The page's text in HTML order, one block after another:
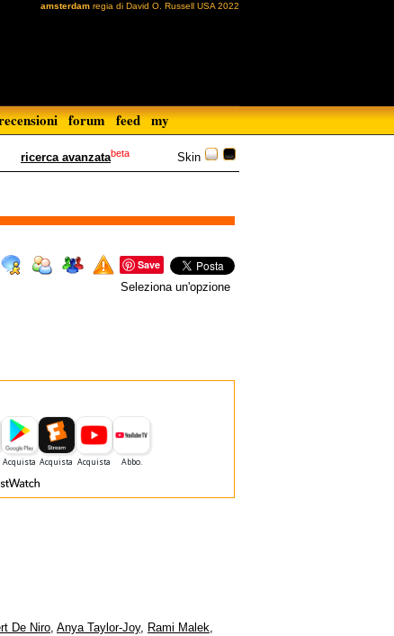
amsterdam regia di David O. Russell USA 2022
forum feed my
Skin
ricerca avanzatabeta
Save
Seleziona un'opzione
De Niro, Anya Taylor-Joy, Rami Malek,